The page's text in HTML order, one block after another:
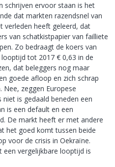
schrijven ervoor staan is het
dat markten razendsnel van
verleden heeft geleerd, dat
van schatkistpapier van failliete
Zo bedraagt de koers van
tot 2017 € 0,63 in de
dat beleggers nog maar
goede afloop en zich schrap
zeggen Europese
is gedaald beneden een
is een default en een
De markt heeft er met andere
het goed komt tussen beide
voor de crisis in Oekraïne.
een vergelijkbare looptijd is